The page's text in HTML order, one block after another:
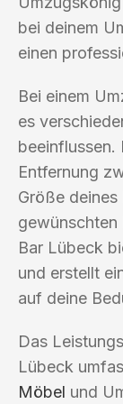
bei deinem
einen
Bei einem
es
beeinflussen.
Entfernung
Größe
gewünschten
Bar Lübeck
und erstellt
auf deine
Das
Lübeck
Möbel und